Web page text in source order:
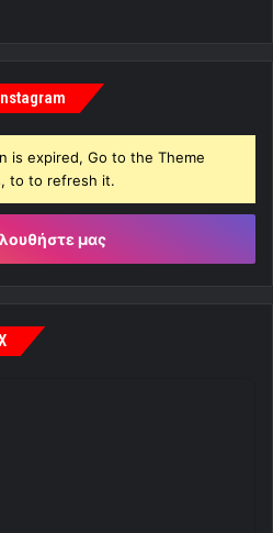
is expired, Go to the Theme
to to refresh it.
μας